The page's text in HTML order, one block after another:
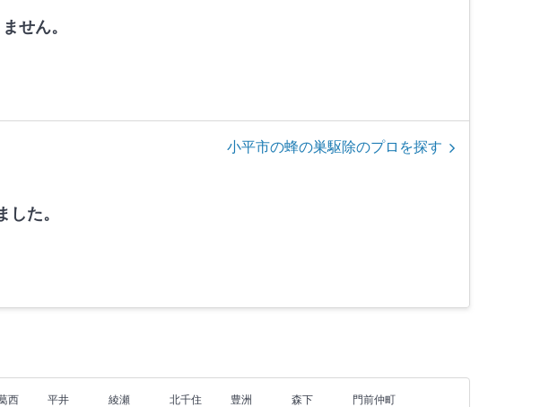
せん。
小平市の蜂の巣駆除のプロを探す
した。
西 平井 綾瀬 北千住 豊洲 森下
門前仲町